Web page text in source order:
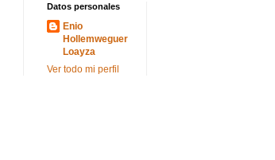
Datos personales
Enio
Hollemweguer
Loayza
Ver todo mi perfil